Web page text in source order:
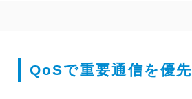
QoSで重要通信を優先